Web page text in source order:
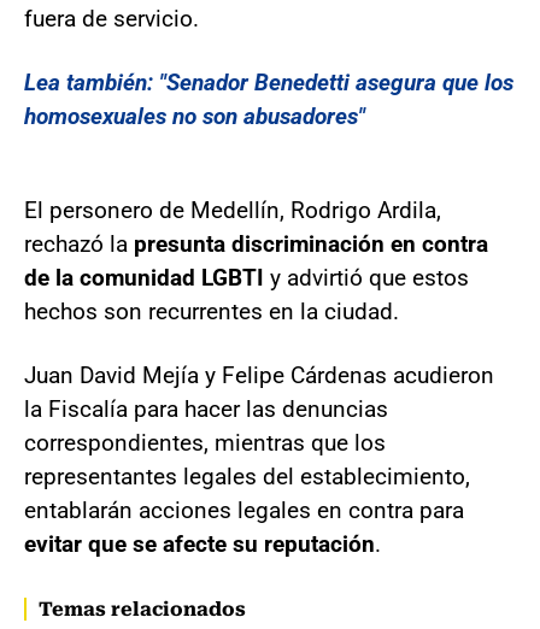
fuera de servicio.
Lea también: "Senador Benedetti asegura que los
homosexuales no son abusadores"
El personero de Medellín, Rodrigo Ardila,
rechazó la presunta discriminación en contra
de la comunidad LGBTI y advirtió que estos
hechos son recurrentes en la ciudad.
Juan David Mejía y Felipe Cárdenas acudieron
la Fiscalía para hacer las denuncias
correspondientes, mientras que los
representantes legales del establecimiento,
entablarán acciones legales en contra para
evitar que se afecte su reputación.
Temas relacionados